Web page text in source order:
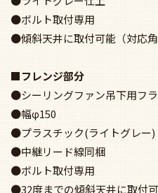
●傾斜天井に取付可能（対応角
■フレンジ部分
●幅φ150
●プラスチック(ライトグレー)
●中継リード線同梱
●ボルト取付専用
●32度までの傾斜天井に取付可
●別売の吊下用パイプと組み合